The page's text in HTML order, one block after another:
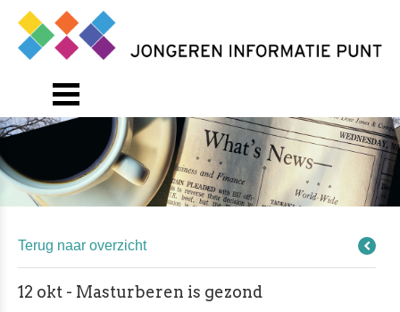
Terug naar overzicht
12 okt - Masturberen is gezond